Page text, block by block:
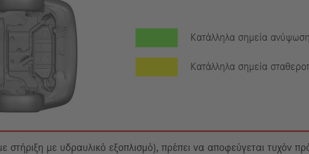
Κατάλληλα σημεία
Κατάλληλα σημεία
στήριξη με υδραυλικό εξοπλισμό), πρέπει να αποφεύγεται τυχόν